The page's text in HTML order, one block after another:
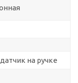
на ручке